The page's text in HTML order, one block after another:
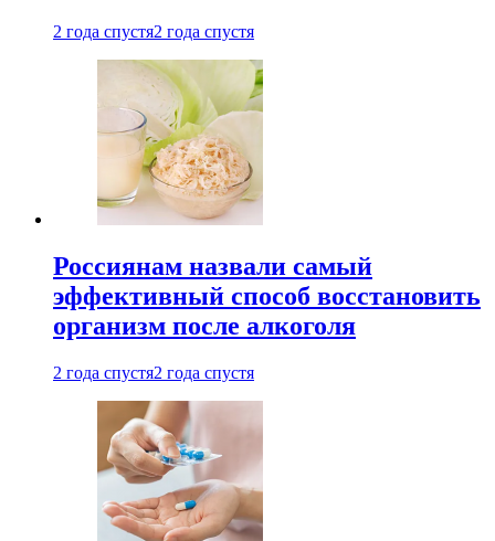
2 года спустя2 года спустя
Россиянам назвали самый
эффективный способ восстановить
организм после алкоголя
2 года спустя2 года спустя